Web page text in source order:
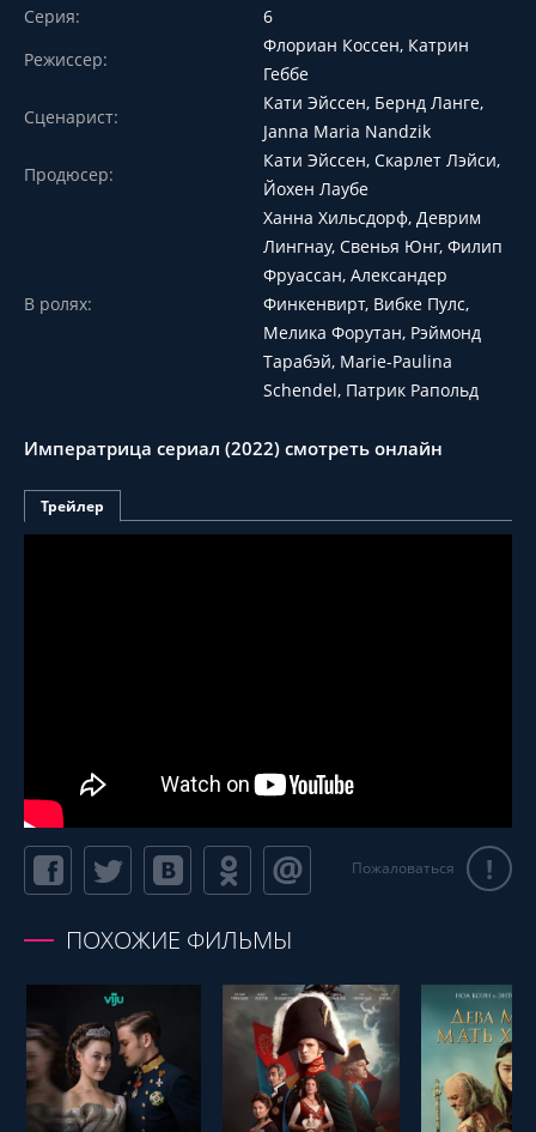
Серия:
6
Режиссер:
Флориан Коссен, Катрин
Геббе
Сценарист:
Кати Эйссен, Бернд Ланге,
Janna Maria Nandzik
Продюсер:
Кати Эйссен, Скарлет Лэйси,
Йохен Лаубе
В ролях:
Ханна Хильсдорф, Деврим
Лингнау, Свенья Юнг, Филип
Фруассан, Александер
Финкенвирт, Вибке Пулс,
Мелика Форутан, Рэймонд
Тарабэй, Marie-Paulina
Schendel, Патрик Рапольд
Императрица сериал (2022) смотреть онлайн
Трейлер
Пожаловаться !
ПОХОЖИЕ ФИЛЬМЫ